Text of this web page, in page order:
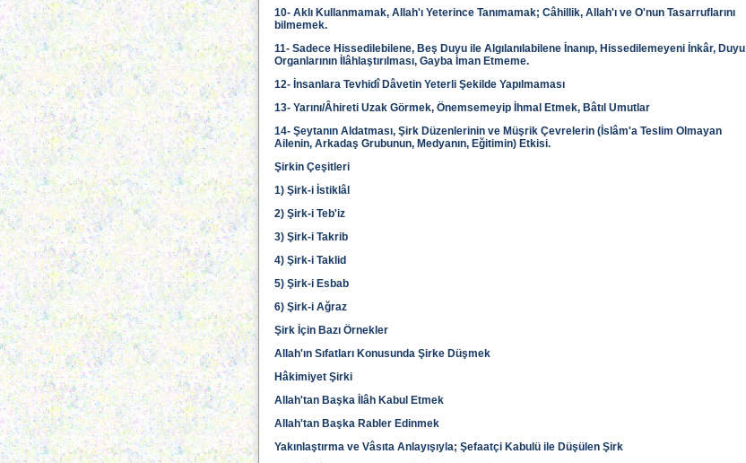
10- Aklı Kullanmamak, Allah'ı Yeterince Tanımamak; Câhillik, Allah'ı ve O'nun Tasarruflarını
bilmemek.
11- Sadece Hissedilebilene, Beş Duyu ile Algılanılabilene İnanıp, Hissedilemeyeni İnkâr, Duyu
Organlarının İlâhlaştırılması, Gayba İman Etmeme.
12- İnsanlara Tevhidî Dâvetin Yeterli Şekilde Yapılmaması
13- Yarını/Âhireti Uzak Görmek, Önemsemeyip İhmal Etmek, Bâtıl Umutlar
14- Şeytanın Aldatması, Şirk Düzenlerinin ve Müşrik Çevrelerin (İslâm'a Teslim Olmayan
Ailenin, Arkadaş Grubunun, Medyanın, Eğitimin) Etkisi.
Şirkin Çeşitleri
1) Şirk-i İstiklâl
2) Şirk-i Teb'iz
3) Şirk-i Takrib
4) Şirk-i Taklid
5) Şirk-i Esbab
6) Şirk-i Ağraz
Şirk İçin Bazı Örnekler
Allah'ın Sıfatları Konusunda Şirke Düşmek
Hâkimiyet Şirki
Allah'tan Başka İlâh Kabul Etmek
Allah'tan Başka Rabler Edinmek
Yakınlaştırma ve Vâsıta Anlayışıyla; Şefaatçi Kabulü ile Düşülen Şirk